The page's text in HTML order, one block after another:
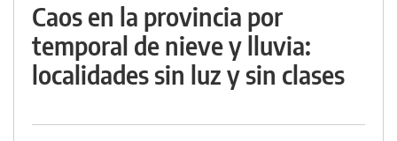
Caos en la provincia por
temporal de nieve y lluvia:
localidades sin luz y sin clases